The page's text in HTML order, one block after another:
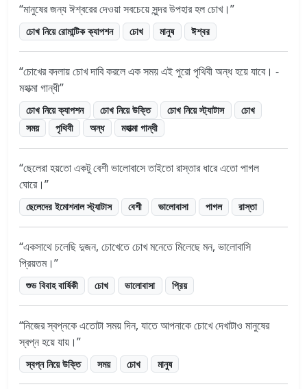
মানুষের জন্য ঈশ্বরের দেওয়া সবচেয়ে সুন্দর উপহার হল চোখ।
চোখ নিয়ে রোমান্টিক ক্যাপশন চোখ মানুষ ঈশ্বর
চোখের বদলায় চোখ দাবি করলে এক সময় এই পুরো পৃথিবী অন্ধ হয়ে যাবে। -
মহাত্মা গান্ধী
চোখ নিয়ে ক্যাপশন চোখ নিয়ে উক্তি চোখ নিয়ে স্ট্যাটাস
চোখ
সময়
পৃথিবী অন্ধ মহাত্মা গান্ধী
ছেলেরা হয়তো একটু বেশী ভালোবাসে তাইতো রাস্তার ধারে এতো পাগল
ঘোরে।
ছেলেদের ইমোশনাল স্ট্যাটাস বেশী ভালোবাসা পাগল রাস্তা
একসাথে চলেছি দুজন, চোখেতে চোখ মনেতে মিলেছে মন, ভালোবাসি
প্রিয়তম।
শুভ বিবাহ বার্ষিকী চোখ ভালোবাসা প্রিয়
নিজের স্বপ্নকে এতোটা সময় দিন, যাতে আপনাকে চোখে দেখাটাও মানুষের
স্বপ্ন হয়ে যায়।
স্বপ্ন নিয়ে উক্তি সময় চোখ মানুষ